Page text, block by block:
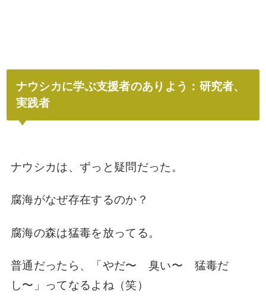
ナウシカに学ぶ支援者のありよう：研究者、
実践者
ナウシカは、ずっと疑問だった。
腐海がなぜ存在するのか？
腐海の森は猛毒を放ってる。
普通だったら、「やだ〜 臭い〜 猛毒だ
し〜」ってなるよね（笑）